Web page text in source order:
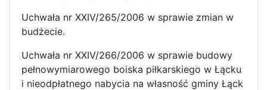
Uchwała nr XXIV/265/2006 w sprawie zmian w
budżecie.
Uchwała nr XXIV/266/2006 w sprawie budowy
pełnowymiarowego boiska piłkarskiego w Łącku
i nieodpłatnego nabycia na własność gminy Łąck